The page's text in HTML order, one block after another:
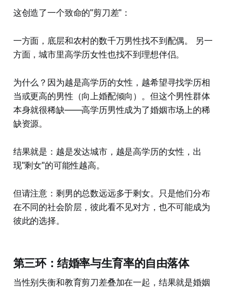
这创造了一个致命的"剪刀差"：
一方面，底层和农村的数千万男性找不到配偶。 另一
方面，城市里高学历女性也找不到理想伴侣。
为什么？因为越是高学历的女性，越希望寻找学历相
当或更高的男性（向上婚配倾向）。但这个男性群体
本身就很稀缺——高学历男性成为了婚姻市场上的稀
缺资源。
结果就是：越是发达城市，越是高学历的女性，出
现"剩女"的可能性越高。
但请注意：剩男的总数远远多于剩女。只是他们分布
在不同的社会阶层，彼此看不见对方，也不可能成为
彼此的选择。
第三环：结婚率与生育率的自由落体
当性别失衡和教育剪刀差叠加在一起，结果就是婚姻